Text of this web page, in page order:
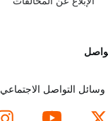
y
n
d
وسائل التواصل الاجتماعي